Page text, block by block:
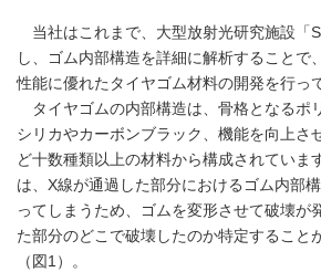
当社はこれまで、大型放射光研究施設「
し、ゴム内部構造を詳細に解析することで
性能に優れたタイヤゴム材料の開発を行っ
タイヤゴムの内部構造は、骨格となるポ
シリカやカーボンブラック、機能を向上さ
ど十数種類以上の材料から構成されてい
は、X線が通過した部分におけるゴム内部
ってしまうため、ゴムを変形させて破壊が
た部分のどこで破壊したのか特定すること
（図1）。